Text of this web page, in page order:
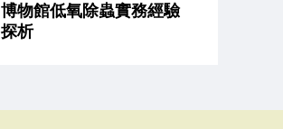
博物館低氧除蟲實務經驗
探析